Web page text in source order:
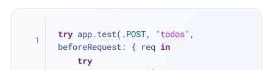
try app.test(.POST, "todos" ,
beforeRequest: { req in
try